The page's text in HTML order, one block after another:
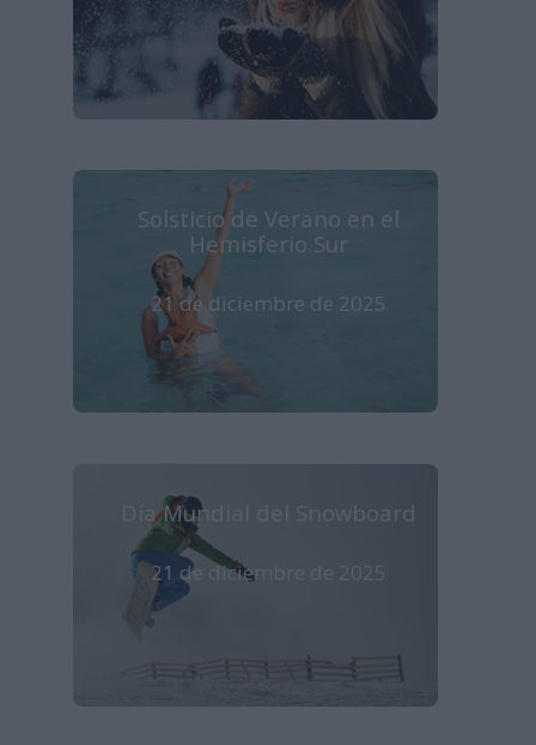
Solsticio de Verano en el
Hemisferio Sur
21 de diciembre de 2025
Día Mundial del Snowboard
21 de diciembre de 2025